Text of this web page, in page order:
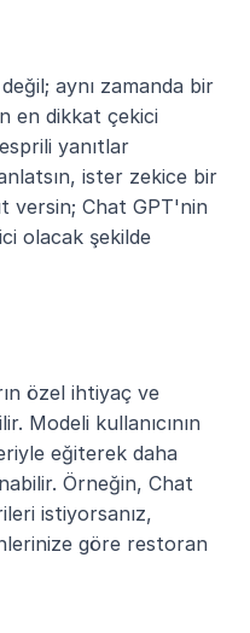
aynı zamanda bir
en dikkat çekici
yanıtlar
ister zekice bir
versin; Chat GPT'nin
olacak şekilde
özel ihtiyaç ve
Modeli kullanıcının
eğiterek daha
Örneğin, Chat
istiyorsanız,
göre restoran